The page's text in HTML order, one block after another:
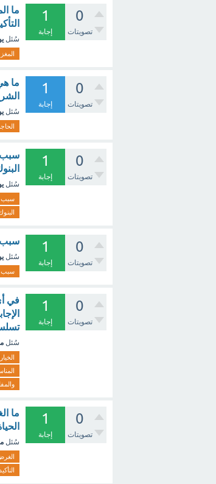
0
تصويتات
1
إجابة
ما
سُئل
0
تصويتات
1
إجابة
ما
سُئل
0
تصويتات
1
إجابة
سبب
سُئل
سبب
0
تصويتات
1
إجابة
سبب
سُئل
سبب
0
تصويتات
1
إجابة
في
سُئل
0
تصويتات
1
إجابة
ما
سُئل
التأكيد